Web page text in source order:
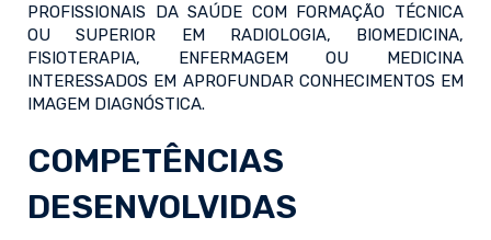
PROFISSIONAIS DA SAÚDE COM FORMAÇÃO TÉCNICA
OU SUPERIOR EM RADIOLOGIA, BIOMEDICINA,
FISIOTERAPIA, ENFERMAGEM OU MEDICINA
INTERESSADOS EM APROFUNDAR CONHECIMENTOS EM
IMAGEM DIAGNÓSTICA.
COMPETÊNCIAS
DESENVOLVIDAS